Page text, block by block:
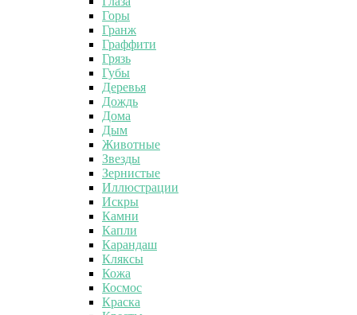
Горы
Гранж
Граффити
Грязь
Губы
Деревья
Дождь
Дома
Дым
Животные
Звезды
Зернистые
Иллюстрации
Искры
Камни
Капли
Карандаш
Кляксы
Кожа
Космос
Краска